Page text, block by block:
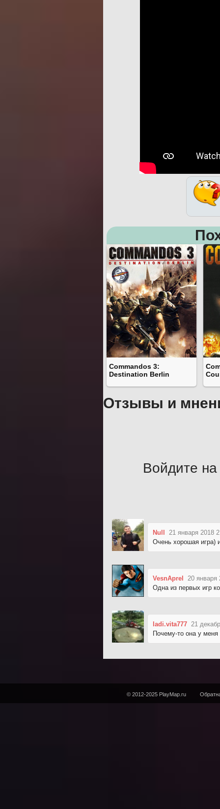
Commandos 3:
Destination Berlin
Отзывы и
Войдите на
Null
21 января 2018
Очень хорошая
VesnAprel
20 января
Одна из первых игр
ladi.vita777 21
Почему-то она у меня
© 2012-2025 PlayMap.ru